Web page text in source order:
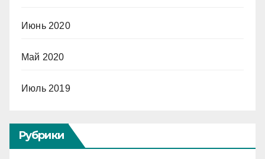
Июнь 2020
Май 2020
Июль 2019
Рубрики